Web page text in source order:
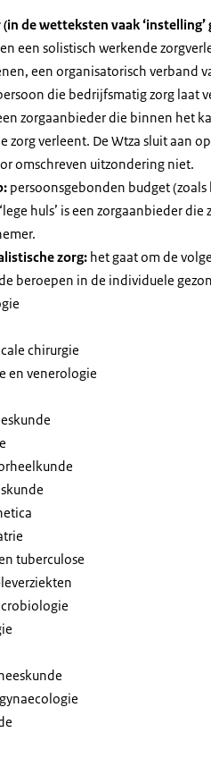
de wetteksten vaak ‘instelling’
een solistisch werkende
een organisatorisch verband
die bedrijfsmatig zorg laat
zorgaanbieder die binnen het
zorg verleent. De Wtza sluit aan
omschreven uitzondering niet.
persoonsgebonden budget
huls’ is een zorgaanbieder
zorg: het gaat om de
beroepen in de individuele
chirurgie
en venerologie
tuberculose